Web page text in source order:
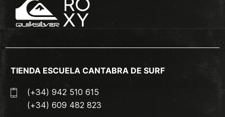
TIENDA ESCUELA CANTABRA DE SURF
(+34) 942 510 615
(+34) 609 482 823